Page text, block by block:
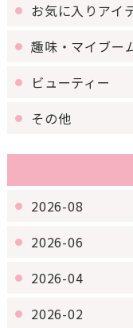
お気に入りアイ
趣味・マイブー
ビューティー
その他
2026-08
2026-06
2026-04
2026-02